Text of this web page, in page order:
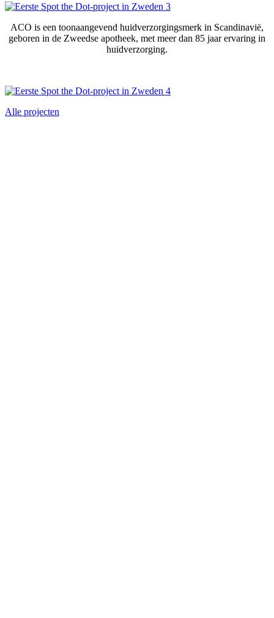
ACO is een toonaangevend huidverzorgingsmerk in Scandinavië,
geboren in de Zweedse apotheek, met meer dan 85 jaar ervaring in
huidverzorging.
Alle projecten